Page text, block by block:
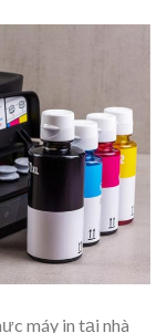
máy in tại nhà